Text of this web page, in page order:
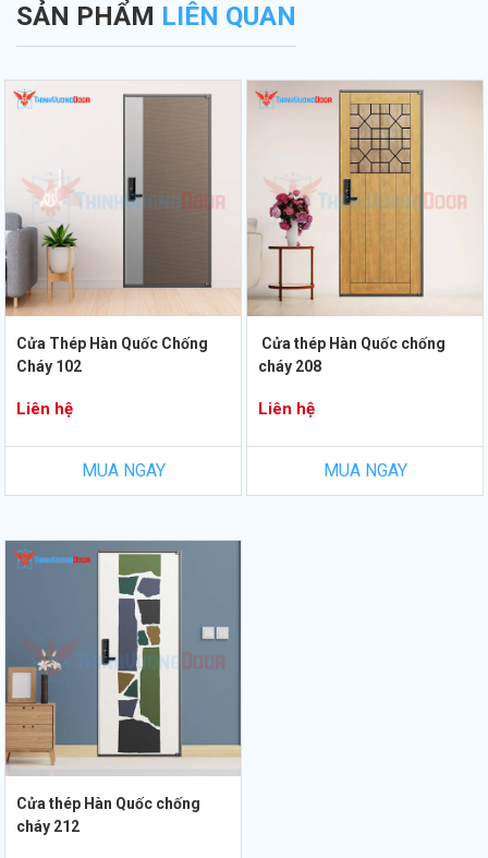
SẢN PHẨM LIÊN QUAN
Cửa Thép Hàn Quốc Chống
Cháy 102
Liên hệ
MUA NGAY
Cửa thép Hàn Quốc chống
cháy 208
Liên hệ
MUA NGAY
Cửa thép Hàn Quốc chống
cháy 212